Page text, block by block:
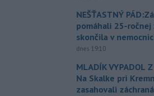
NEŠŤASTNÝ
pomáhali 25-ročnej
skončila v
dnes 19:10
MLADÍK VYPADOL
Na Skalke pri
zasahovali